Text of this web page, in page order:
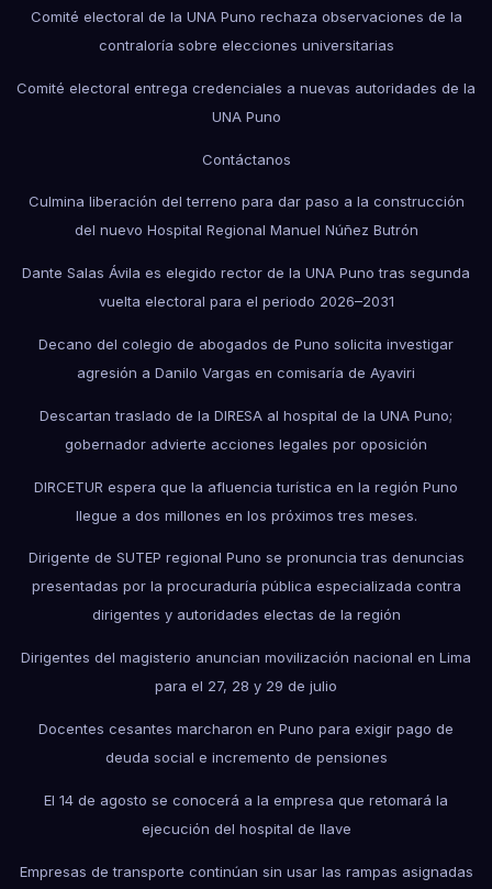
Comité electoral de la UNA Puno rechaza observaciones de la
contraloría sobre elecciones universitarias
Comité electoral entrega credenciales a nuevas autoridades de la
UNA Puno
Contáctanos
Culmina liberación del terreno para dar paso a la construcción
del nuevo Hospital Regional Manuel Núñez Butrón
Dante Salas Ávila es elegido rector de la UNA Puno tras segunda
vuelta electoral para el periodo 2026–2031
Decano del colegio de abogados de Puno solicita investigar
agresión a Danilo Vargas en comisaría de Ayaviri
Descartan traslado de la DIRESA al hospital de la UNA Puno;
gobernador advierte acciones legales por oposición
DIRCETUR espera que la afluencia turística en la región Puno
llegue a dos millones en los próximos tres meses.
Dirigente de SUTEP regional Puno se pronuncia tras denuncias
presentadas por la procuraduría pública especializada contra
dirigentes y autoridades electas de la región
Dirigentes del magisterio anuncian movilización nacional en Lima
para el 27, 28 y 29 de julio
Docentes cesantes marcharon en Puno para exigir pago de
deuda social e incremento de pensiones
El 14 de agosto se conocerá a la empresa que retomará la
ejecución del hospital de Ilave
Empresas de transporte continúan sin usar las rampas asignadas